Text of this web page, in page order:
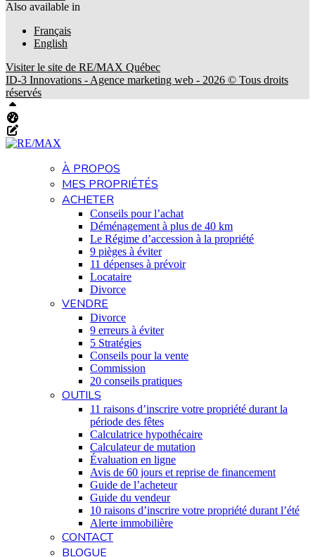
Also available in
Français
English
Visiter le site de RE/MAX Québec
ID-3 Innovations - Agence marketing web - 2026 © Tous droits
réservés
À PROPOS
MES PROPRIÉTÉS
ACHETER
Conseils pour l’achat
Déménagement à plus de 40 km
Le Régime d’accession à la propriété
9 pièges à éviter
11 dépenses à prévoir
Locataire
Divorce
VENDRE
Divorce
9 erreurs à éviter
5 Stratégies
Conseils pour la vente
Commission
20 conseils pratiques
OUTILS
11 raisons d’inscrire votre propriété durant la
période des fêtes
Calculatrice hypothécaire
Calculateur de mutation
Évaluation en ligne
Avis de 60 jours et reprise de financement
Guide de l’acheteur
Guide du vendeur
10 raisons d’inscrire votre propriété durant l’été
Alerte immobilière
CONTACT
BLOGUE